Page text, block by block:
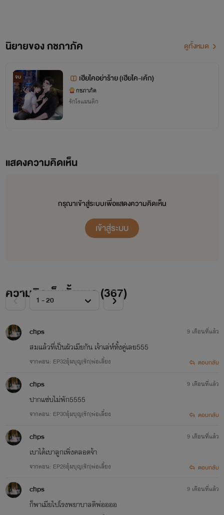
นิยายของ กชภาภัค ดูทั้งหมด
จบ เฮียไคอย่าร้าย (เฮียไค-เค้ก)
กชภาภัค
รักโรแมนติก
แสดงความคิดเห็น
กรุณาเข้าสู่ระบบเพื่อแสดงความคิดเห็น
เข้าสู่ระบบ
ความคิดเห็นทั้งหมด (367)
chps
สมแล้วที่เป็นผัวเมียกัน เจ้าเล่ห์ทั้งคู่เลย555
จากตอน: EP32อุ้มบุญ(รัก)พ่อเลี้ยง
9 เดือนที่แล้ว
ตอบกลับ
chps
ปากแซ่บไม่พัก5555
จากตอน: EP30อุ้มบุญ(รัก)พ่อเลี้ยง
9 เดือนที่แล้ว
ตอบกลับ
chps
เบาได้เบาลูกเพิ่งคลอดจ้า
จากตอน: EP26อุ้มบุญ(รัก)พ่อเลี้ยง
9 เดือนที่แล้ว
ตอบกลับ
chps
ก็พาเมียไปโรงพยาบาลดิพ่ออออ
9 เดือนที่แล้ว